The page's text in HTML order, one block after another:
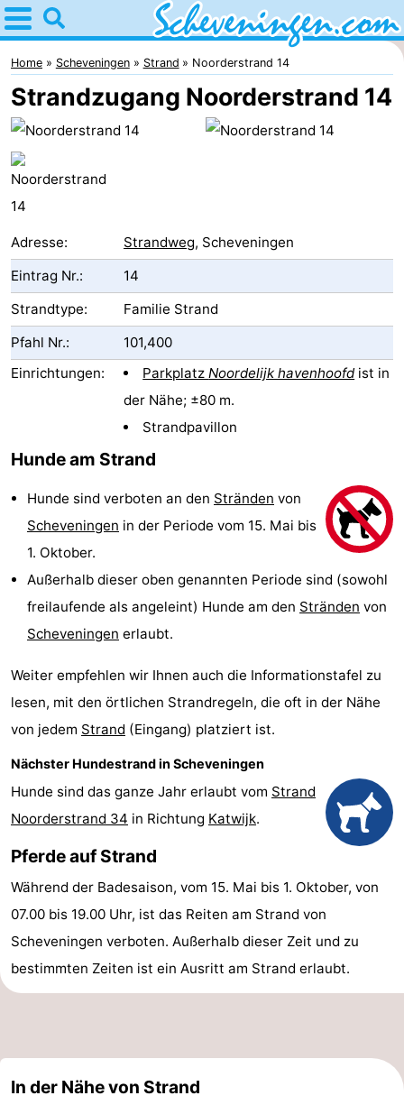
Home
Scheveningen
Tipps
kindern
Übernachten
-
Nautisch
Centrum
Scheveningen
Campingplätze
Ferienhäuser
Kijkduin
Hotels
Zimmer
(mit
Frühstück)
Lastminutes
Strand
Sehen
&
tun
-
Museen
-
Aussichtspunkte
Attraktionen
Unterhaltung
-
Spielplätze
Indoor-
Dörfer
Führungen
Home Scheveningen Strand Noorderstrand 14
Strandzugang Noorderstrand 14
Adresse: Strandweg, Scheveningen
Eintrag Nr.:
14
Strandtype:
Familie Strand
Pfahl Nr.:
101,400
Einrichtungen:
ParkplatzNoordelijk havenhoofdist in
der Nähe; ±80 m.
Strandpavillon
Hunde am Strand
Hunde sind verboten an den Stränden von
Scheveningen in der Periode vom 15. Mai bis
1. Oktober.
Außerhalb dieser oben genannten Periode sind (sowohl
freilaufende als angeleint) Hunde am den Stränden von
Scheveningen erlaubt.
Weiter empfehlen wir Ihnen auch die Informationstafel zu
lesen, mit den örtlichen Strandregeln, die oft in der Nähe
von jedem Strand (Eingang) platziert ist.
Nächster Hundestrand in Scheveningen
Hunde sind das ganze Jahr erlaubt vom Strand
Noorderstrand 34 in Richtung Katwijk.
Pferde auf Strand
Während der Badesaison, vom 15. Mai bis 1. Oktober, von
07.00 bis 19.00 Uhr, ist das Reiten am Strand von
Scheveningen verboten. Außerhalb dieser Zeit und zu
bestimmten Zeiten ist ein Ausritt am Strand erlaubt.
In der Nähe von Strand